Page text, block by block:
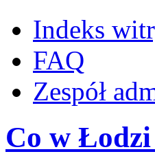
Indeks
FAQ
Zespół
Co w